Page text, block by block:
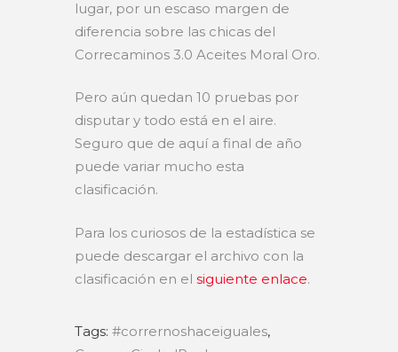
lugar, por un escaso margen de
diferencia sobre las chicas del
Correcaminos 3.0 Aceites Moral Oro.
Pero aún quedan 10 pruebas por
disputar y todo está en el aire.
Seguro que de aquí a final de año
puede variar mucho esta
clasificación.
Para los curiosos de la estadística se
puede descargar el archivo con la
clasificación en el siguiente enlace.
Tags: #corrernoshaceiguales,